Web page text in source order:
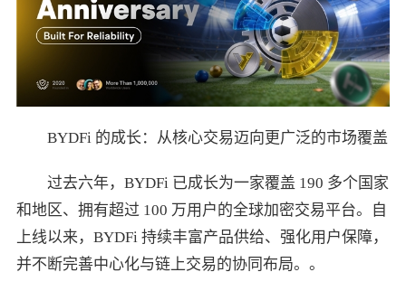
BYDFi 的成长：从核心交易迈向更广泛的市场覆盖
过去六年，BYDFi 已成长为一家覆盖 190 多个国家
和地区、拥有超过 100 万用户的全球加密交易平台。自
上线以来，BYDFi 持续丰富产品供给、强化用户保障，
并不断完善中心化与链上交易的协同布局。。